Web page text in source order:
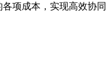
项成本，实现高效协同